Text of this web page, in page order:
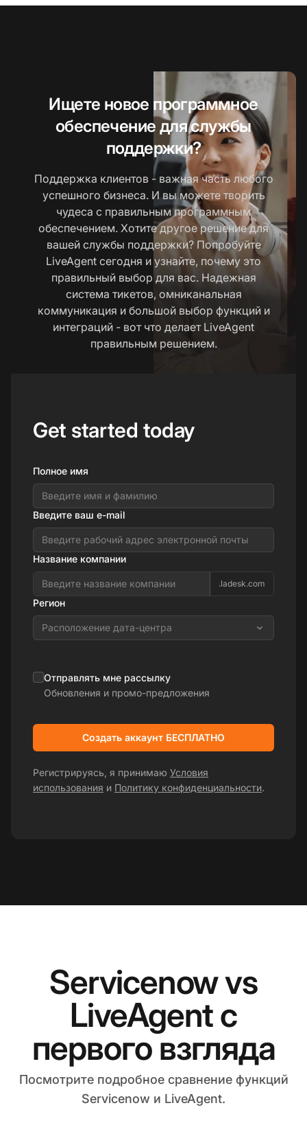
Ищете новое программное
обеспечение для службы
поддержки?
Поддержка клиентов - важная часть любого
успешного бизнеса. И вы можете творить
чудеса с правильным программным
обеспечением. Хотите другое решение для
вашей службы поддержки? Попробуйте
LiveAgent сегодня и узнайте, почему это
правильный выбор для вас. Надежная
система тикетов, омниканальная
коммуникация и большой выбор функций и
интеграций - вот что делает LiveAgent
правильным решением.
Get started today
Полное имя
Введите ваш e-mail
Название компании
.ladesk.com
Регион
Расположение дата-центра
Отправлять мне рассылку
Обновления и промо-предложения
Создать аккаунт БЕСПЛАТНО
Регистрируясь, я принимаю Условия
использования и Политику конфиденциальности.
Servicenow vs
LiveAgent с
первого взгляда
Посмотрите подробное сравнение функций
Servicenow и LiveAgent.